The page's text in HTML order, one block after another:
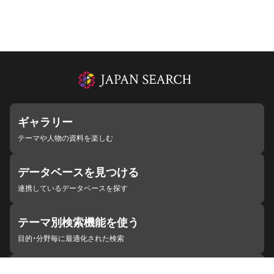
ギャラリー
テーマや人物の資料を楽しむ
データベースを見つける
連携しているデータベースを探す
テーマ別検索機能を使う
目的・分野毎に最適化された検索